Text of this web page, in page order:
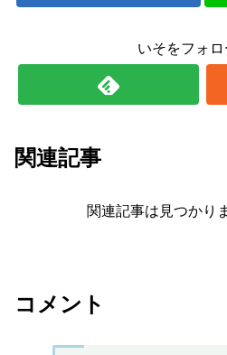
いそをフォロ
関連記事
関連記事は見つかり
コメント